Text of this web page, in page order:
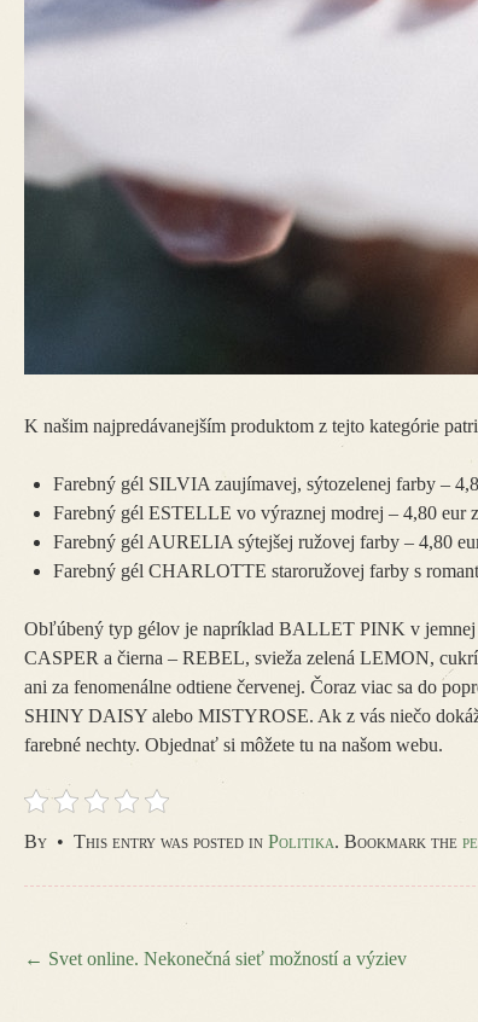
K našim najpredávanejším produktom z tejto kategórie
Farebný gél SILVIA zaujímavej, sýtozelenej farby –
Farebný gél ESTELLE vo výraznej modrej – 4,80 eur
Farebný gél AURELIA sýtejšej ružovej farby – 4,80
Farebný gél CHARLOTTE staroružovej farby s
Obľúbený typ gélov je napríklad BALLET PINK v
CASPER a čierna – REBEL, svieža zelená LEMON,
ani za fenomenálne odtiene červenej. Čoraz viac sa do
SHINY DAISY alebo MISTYROSE. Ak z vás niečo
farebné nechty. Objednať si môžete tu na našom webu.
By • This entry was posted in Politika. Bookmark the
← Svet online. Nekonečná sieť možností a výziev